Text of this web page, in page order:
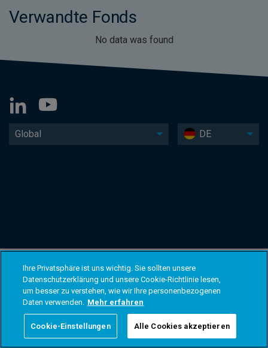
Verwandte Fonds
No data was found
Global DE
Ihre Privatsphäre ist uns wichtig. Sie sollten unsere
Datenschutzerklärung und unsere Cookie-Richtlinie lesen,
um besser zu verstehen, wie wir Ihre personenbezogenen
Daten verwenden. Mehr erfahren
Cookie-Einstellungen Alle Cookies akzeptieren